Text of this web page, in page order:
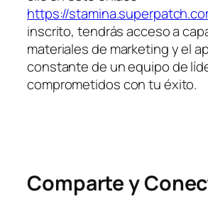
https://
inscrito, tendrás acceso a
materiales de marketing y el
constante de un equipo de
comprometidos con tu éxito.
Comparte y